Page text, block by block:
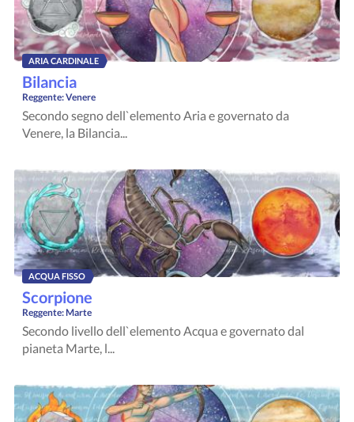
ARIA CARDINALE
Bilancia
Reggente:Venere
Secondo segno dell`elemento Aria e governato da
Venere, la Bilancia...
ACQUA FISSO
Scorpione
Reggente:Marte
Secondo livello dell`elemento Acqua e governato dal
pianeta Marte, l...